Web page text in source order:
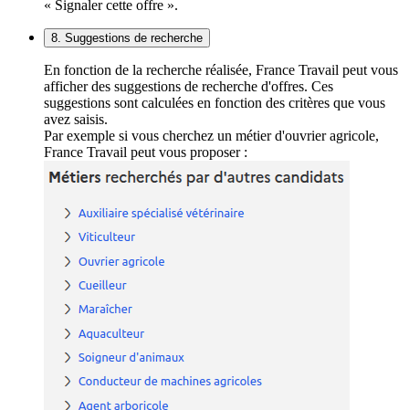
« Signaler cette offre ».
8. Suggestions de recherche
En fonction de la recherche réalisée, France Travail peut vous
afficher des suggestions de recherche d'offres. Ces
suggestions sont calculées en fonction des critères que vous
avez saisis.
Par exemple si vous cherchez un métier d'ouvrier agricole,
France Travail peut vous proposer :